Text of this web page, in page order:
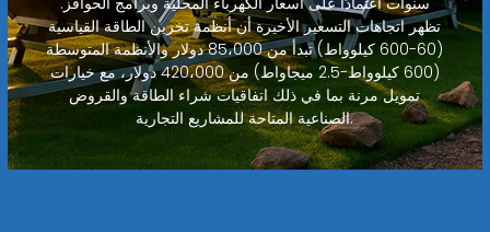
تظهر اتجاهات التسعير الأخيرة أن أنظمة تخزين الطاقة القياسية
(60-600 كيلوواط) تبدأ من 85،000 دولار والأنظمة المتوسطة
(600 كيلوواط-2.5 ميجاواط) من 420،000 دولار، مع خيارات
تمويل مرنة بما في ذلك اتفاقيات شراء الطاقة والقروض
الصناعية المتاحة للمشاريع التجارية.